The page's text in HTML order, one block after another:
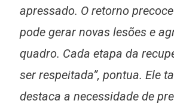
apressado. O retorno
pode gerar novas lesões e
quadro. Cada etapa da
ser respeitada”, pontua. Ele
destaca a necessidade de